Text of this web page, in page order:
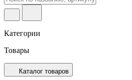
Категории
Товары
Каталог товаров